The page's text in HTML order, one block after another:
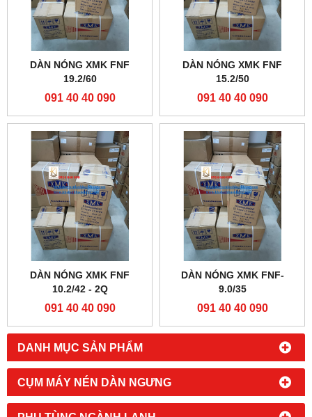
DANH MỤC SẢN PHẨM
CỤM MÁY NÉN DÀN NGƯNG
DÀN NÓNG XMK FNF
19.2/60
091 40 40 090
DÀN NÓNG XMK FNF
15.2/50
091 40 40 090
DÀN NÓNG XMK FNF
10.2/42 - 2Q
091 40 40 090
DÀN NÓNG XMK FNF-
9.0/35
091 40 40 090